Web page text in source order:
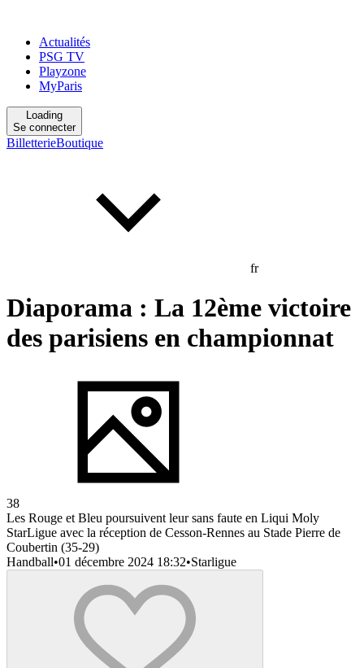
Actualités
PSG TV
Playzone
MyParis
Loading
Se connecter
BilletterieBoutique
fr
Diaporama : La 12ème victoire
des parisiens en championnat
38
Les Rouge et Bleu poursuivent leur sans faute en Liqui Moly
StarLigue avec la réception de Cesson-Rennes au Stade Pierre de
Coubertin (35-29)
Handball•01 décembre 2024 18:32•Starligue